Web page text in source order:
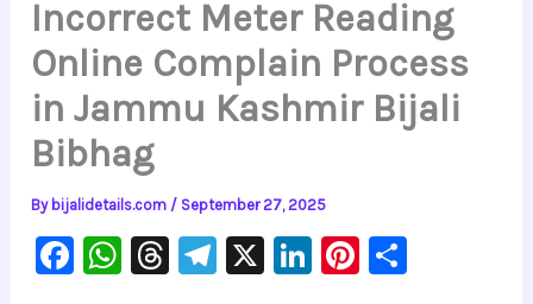
Incorrect Meter Reading
Online Complain Process
in Jammu Kashmir Bijali
Bibhag
By bijalidetails.com / September 27, 2025
F
W T
Te X
Li
Pi